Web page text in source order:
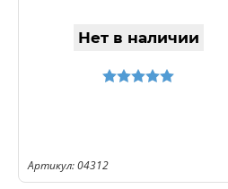
Нет в наличии
Артикул: 04312